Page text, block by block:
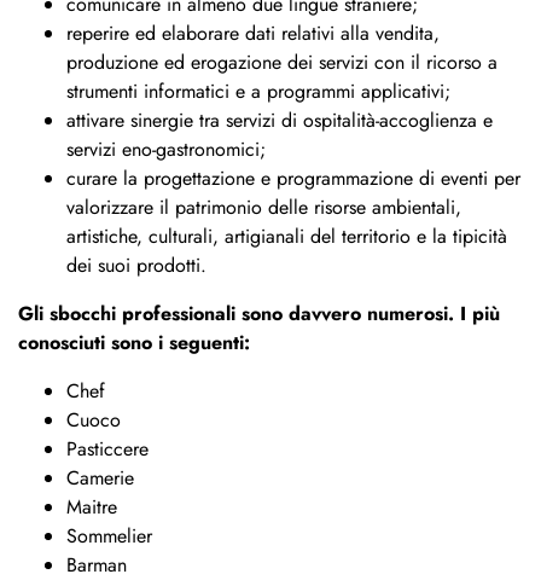
reperire ed elaborare dati relativi alla vendita,
produzione ed erogazione dei servizi con il ricorso a
strumenti informatici e a programmi applicativi;
attivare sinergie tra servizi di ospitalità-accoglienza e
servizi eno-gastronomici;
curare la progettazione e programmazione di eventi per
valorizzare il patrimonio delle risorse ambientali,
artistiche, culturali, artigianali del territorio e la tipicità
dei suoi prodotti.
Gli sbocchi professionali sono davvero numerosi. I più
conosciuti sono i seguenti:
Chef
Cuoco
Pasticcere
Camerie
Maitre
Sommelier
Barman